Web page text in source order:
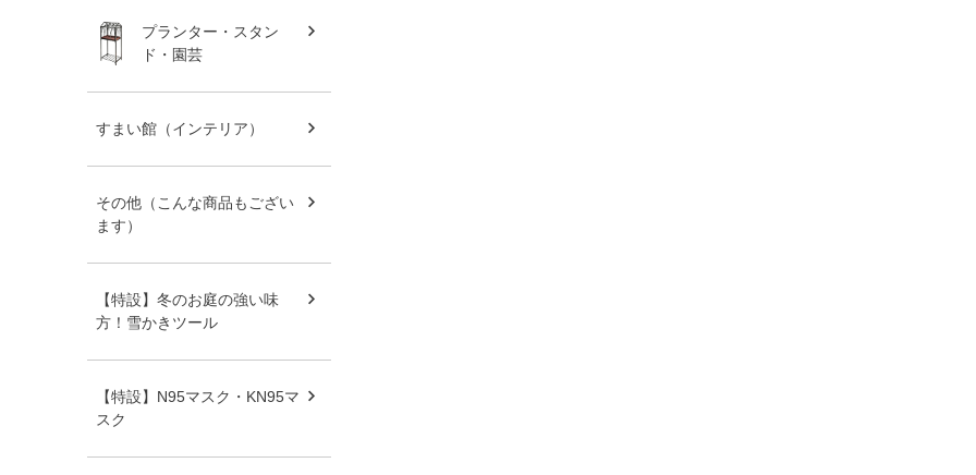
プランター・スタン
ド・園芸
すまい館（インテリア）
その他（こんな商品もござい
ます）
【特設】冬のお庭の強い味
方！雪かきツール
【特設】N95マスク・KN95マ
スク